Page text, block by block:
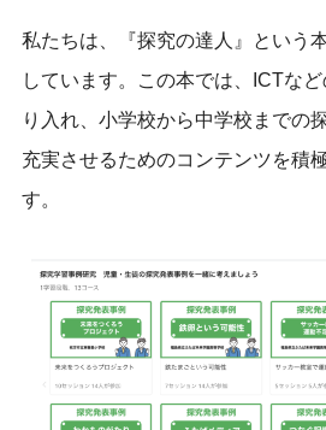
私たちは、『探究の達人』という
しています。この本では、ICTな
り入れ、小学校から中学校までの
充実させるためのコンテンツを積
す。